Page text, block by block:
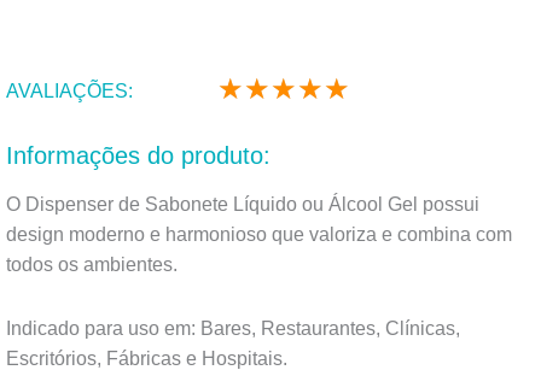
AVALIAÇÕES: ★★★★★
5
Informações do produto:
O Dispenser de Sabonete Líquido ou Álcool Gel possui
design moderno e harmonioso que valoriza e combina com
todos os ambientes.
Indicado para uso em: Bares, Restaurantes, Clínicas,
Escritórios, Fábricas e Hospitais.